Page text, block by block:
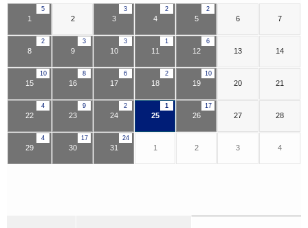
5
1 2
3
3
2
4
2
5 6 7
2
8
3
9
3
10
1
11
6
12 13 14
10
15
8
16
6
17
2
18
10
19 20 21
4
22
9
23
2
24
1
25
17
26 27 28
4
29
17
30
24
31 1 2 3 4